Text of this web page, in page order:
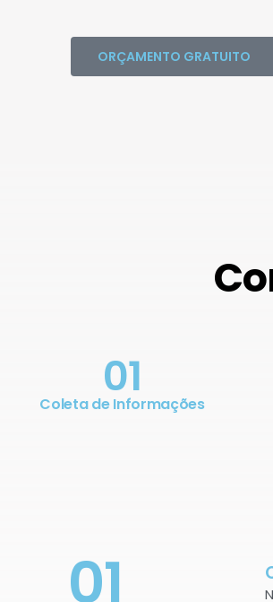
ORÇAMENTO GRATUITO
01
Coleta de Informações
01